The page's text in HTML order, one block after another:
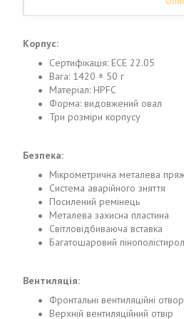
Корпус:
Сертифікація: ECE 22.05
Вага: 1420 ± 50 г
Матеріал: HPFC
Форма: видовжений овал
Три розміри корпусу
Безпека:
Мікрометрична металева
Система аварійного зняття
Посилений ремінець
Металева захисна пластина
Світловідбиваюча вставка
Багатошаровий
Вентиляція:
Фронтальні вентиляційні
Верхній вентиляційний отвір